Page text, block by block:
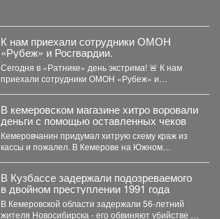
К нам приехали сотрудники ОМОН
«Рубеж» и Росгвардии.
Сегодня в «Ратнике» день экстрима! 🚨 К нам
приехали сотрудники ОМОН «Рубеж» и
В кемеровском магазине хитро воровали
деньги с помощью оставленных чеков
Кемеровчанин придумал хитрую схему краж из
кассы и пожалел. В Кемерове на Южном
В Кузбассе задержали подозреваемого
в двойном преступлении 1991 года
В Кемеровской области задержали 56‑летний
жителя Новосибирска - его обвиняют убийстве и